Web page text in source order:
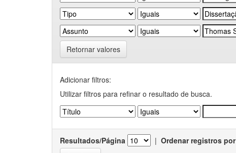
Retornar valores
Adicionar filtros:
Utilizar filtros para refinar o resultado de busca.
Resultados/Página | Ordenar registros por